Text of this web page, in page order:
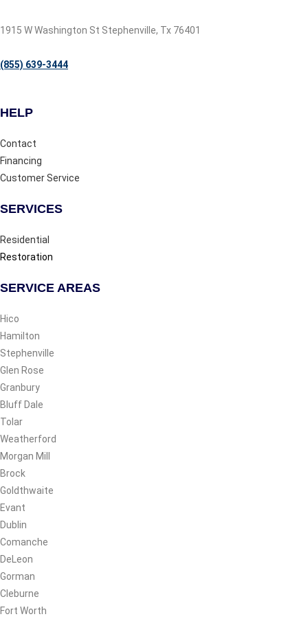
1915 W Washington St Stephenville, Tx 76401
(855) 639-3444
HELP
Contact
Financing
Customer Service
SERVICES
Residential
Restoration
SERVICE AREAS
Hico
Hamilton
Stephenville
Glen Rose
Granbury
Bluff Dale
Tolar
Weatherford
Morgan Mill
Brock
Goldthwaite
Evant
Dublin
Comanche
DeLeon
Gorman
Cleburne
Fort Worth